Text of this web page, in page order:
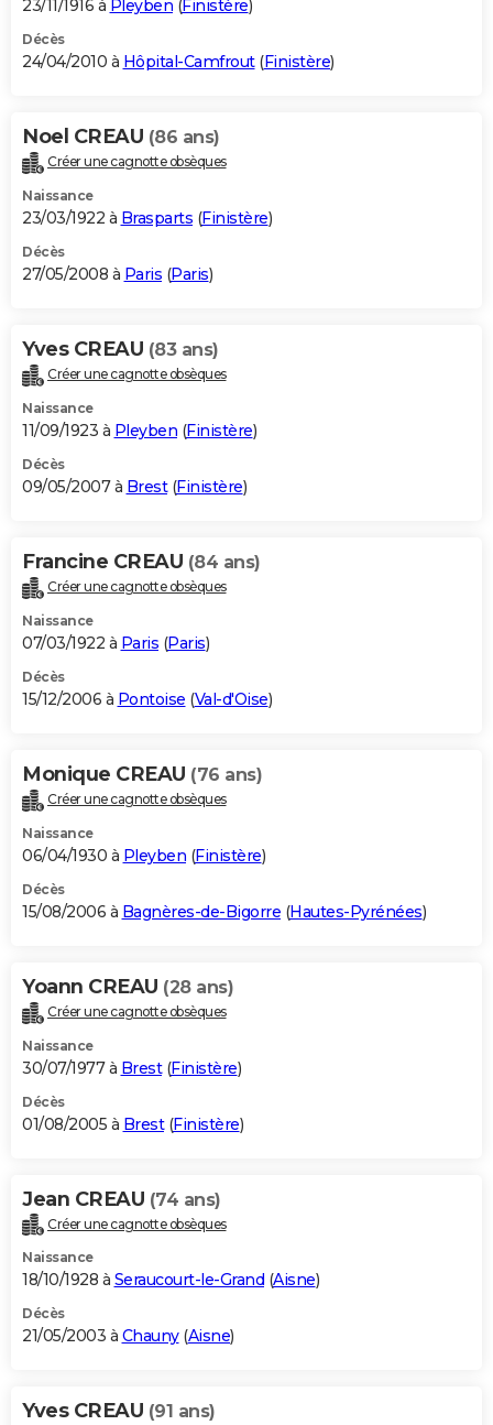
23/11/1916 à Pleyben (Finistère)
Décès
24/04/2010 à Hôpital-Camfrout(Finistère)
Noel CREAU (86 ans)
Créer une cagnotte obsèques
Naissance
23/03/1922 à Brasparts (Finistère)
Décès
27/05/2008 à Paris (Paris)
Yves CREAU (83 ans)
Créer une cagnotte obsèques
Naissance
11/09/1923 à Pleyben (Finistère)
Décès
09/05/2007 à Brest(Finistère)
Francine CREAU (84 ans)
Créer une cagnotte obsèques
Naissance
07/03/1922 à Paris (Paris)
Décès
15/12/2006 à Pontoise (Val-d'Oise)
Monique CREAU (76 ans)
Créer une cagnotte obsèques
Naissance
06/04/1930 à Pleyben (Finistère)
Décès
15/08/2006 à Bagnères-de-Bigorre (Hautes-Pyrénées)
Yoann CREAU (28 ans)
Créer une cagnotte obsèques
Naissance
30/07/1977 à Brest(Finistère)
Décès
01/08/2005 à Brest(Finistère)
Jean CREAU (74 ans)
Créer une cagnotte obsèques
Naissance
18/10/1928 à Seraucourt-le-Grand (Aisne)
Décès
21/05/2003 à Chauny(Aisne)
Yves CREAU (91 ans)